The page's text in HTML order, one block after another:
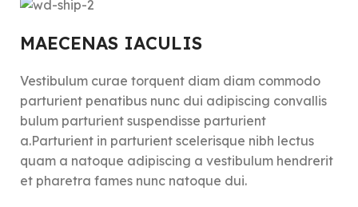
MAECENAS IACULIS
Vestibulum curae torquent diam diam commodo
parturient penatibus nunc dui adipiscing convallis
bulum parturient suspendisse parturient
a.Parturient in parturient scelerisque nibh lectus
quam a natoque adipiscing a vestibulum hendrerit
et pharetra fames nunc natoque dui.